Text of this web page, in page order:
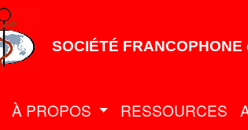
SOCIÉTÉ
À PROPOS RESSOURCES